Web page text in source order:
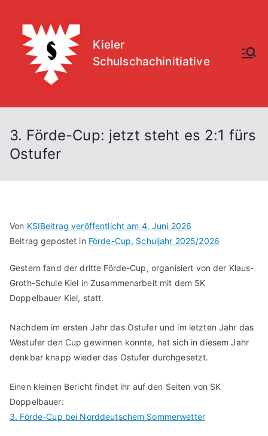
springen
Kieler
Schulschachinitiative
3. Förde-Cup: jetzt steht es 2:1 fürs
Ostufer
Von KSIBeitrag veröffentlicht am 4. Juni 2026
Beitrag gepostet in Förde-Cup, Schuljahr 2025/2026
Gestern fand der dritte Förde-Cup, organisiert von der Klaus-
Groth-Schule Kiel in Zusammenarbeit mit dem SK
Doppelbauer Kiel, statt.
Nachdem im ersten Jahr das Ostufer und im letzten Jahr das
Westufer den Cup gewinnen konnte, hat sich in diesem Jahr
denkbar knapp wieder das Ostufer durchgesetzt.
Einen kleinen Bericht findet ihr auf den Seiten von SK
Doppelbauer:
3. Förde-Cup bei Norddeutschem Sommerwetter